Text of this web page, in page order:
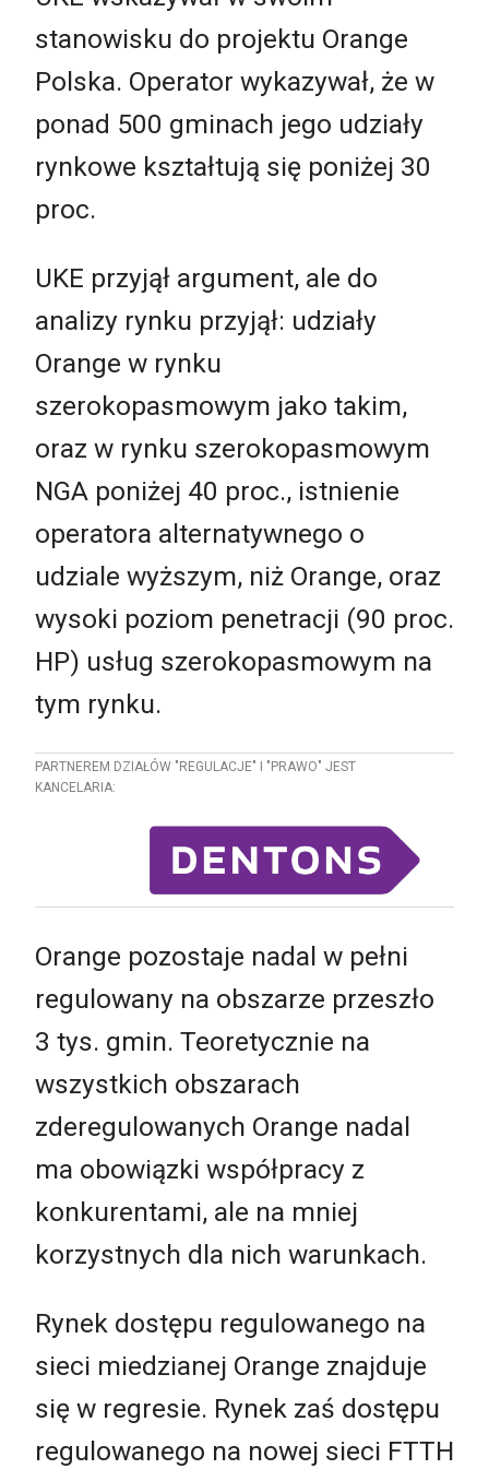
stanowisku do projektu Orange
Polska. Operator wykazywał, że w
ponad 500 gminach jego udziały
rynkowe kształtują się poniżej 30
proc.
UKE przyjął argument, ale do
analizy rynku przyjął: udziały
Orange w rynku
szerokopasmowym jako takim,
oraz w rynku szerokopasmowym
NGA poniżej 40 proc., istnienie
operatora alternatywnego o
udziale wyższym, niż Orange, oraz
wysoki poziom penetracji (90 proc.
HP) usług szerokopasmowym na
tym rynku.
PARTNEREM DZIAŁÓW "REGULACJE" I "PRAWO" JEST
KANCELARIA:
Orange pozostaje nadal w pełni
regulowany na obszarze przeszło
3 tys. gmin. Teoretycznie na
wszystkich obszarach
zderegulowanych Orange nadal
ma obowiązki współpracy z
konkurentami, ale na mniej
korzystnych dla nich warunkach.
Rynek dostępu regulowanego na
sieci miedzianej Orange znajduje
się w regresie. Rynek zaś dostępu
regulowanego na nowej sieci FTTH